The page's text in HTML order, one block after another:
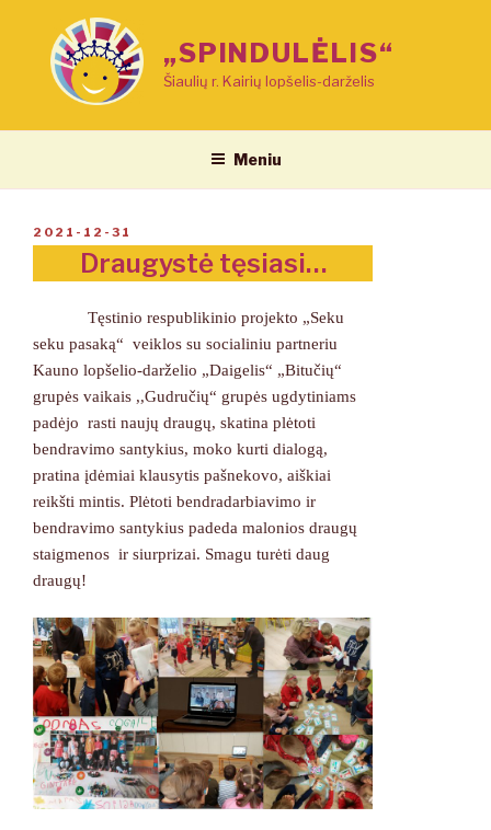
„SPINDULĖLIS“
Šiaulių r. Kairių lopšelis-darželis
Meniu
PASKELBTA
2021-12-31
Draugystė tęsiasi…
Tęstinio respublikinio projekto „Seku
seku pasaką“ veiklos su socialiniu partneriu
Kauno lopšelio-darželio „Daigelis“ „Bitučių“
grupės vaikais ,,Gudručių“ grupės ugdytiniams
padėjo rasti naujų draugų, skatina plėtoti
bendravimo santykius, moko kurti dialogą,
pratina įdėmiai klausytis pašnekovo, aiškiai
reikšti mintis. Plėtoti bendradarbiavimo ir
bendravimo santykius padeda malonios draugų
staigmenos ir siurprizai. Smagu turėti daug
draugų!